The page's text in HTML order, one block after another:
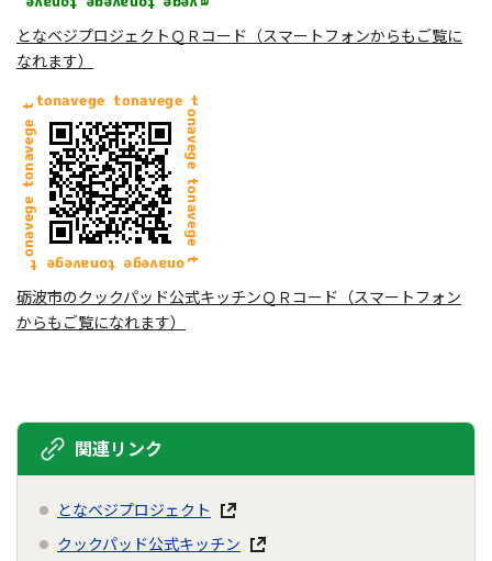
となベジプロジェクトＱＲコード（スマートフォンからもご覧に
なれます）
砺波市のクックパッド公式キッチンＱＲコード（スマートフォン
からもご覧になれます）
関連リンク
となベジプロジェクト
クックパッド公式キッチン